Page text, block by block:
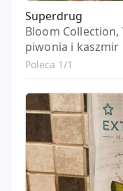
Superdrug
Bloom
piwonia i kaszmir
Poleca 1/1